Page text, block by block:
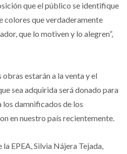
que el público se identifique
colores que verdaderamente
que lo motiven y lo alegren”,
estarán a la venta y el
sea adquirida será donado para
los damnificados de los
en nuestro país recientemente.
EPEA, Silvia Nájera Tejada,